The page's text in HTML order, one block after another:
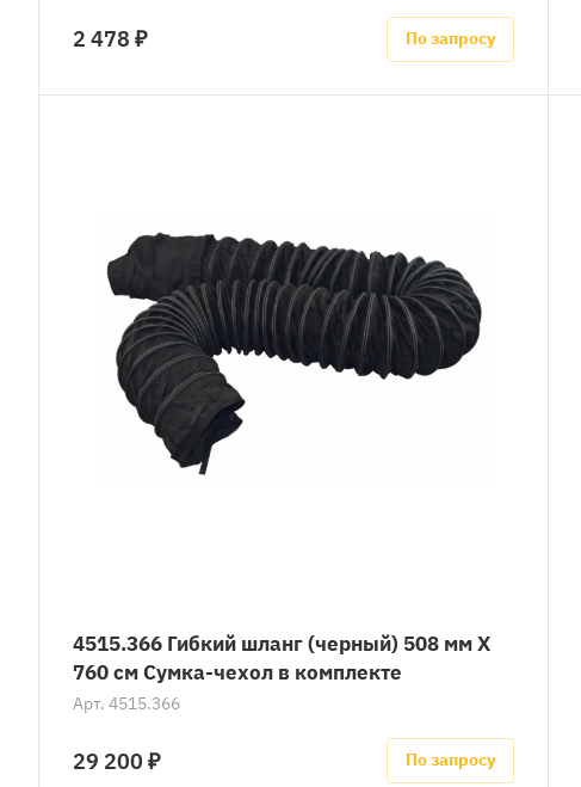
2 478 ₽ По запросу
4515.366 Гибкий шланг (черный) 508 мм X
760 см Сумка-чехол в комплекте
Арт. 4515.366
29 200 ₽ По запросу